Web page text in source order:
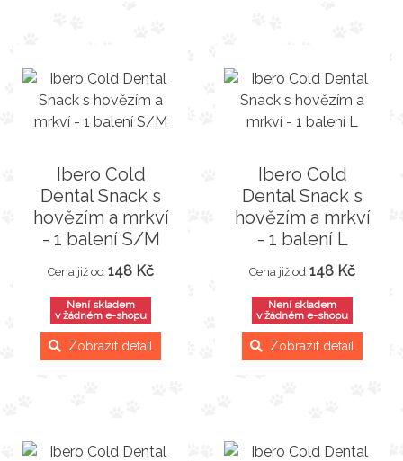
Ibero Cold
Dental Snack s
hovězím a mrkví
- 1 balení S/M
Cena již od 148 Kč
Není skladem
v žádném e-shopu
Zobrazit detail
Ibero Cold
Dental Snack s
hovězím a mrkví
- 1 balení L
Cena již od 148 Kč
Není skladem
v žádném e-shopu
Zobrazit detail